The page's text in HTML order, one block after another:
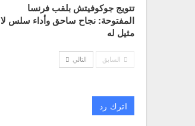
تتويج جوكوفيتش بلقب فرنسا
المفتوحة: نجاح ساحق وأداء سلس لا
مثيل له
السابق التالي
اترك رد